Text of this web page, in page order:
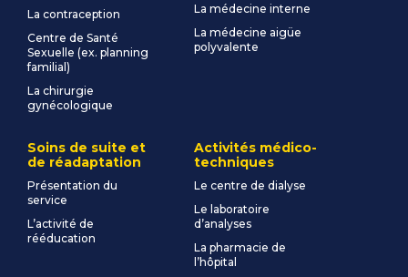
La contraception
Centre de Santé
Sexuelle (ex. planning
familial)
La chirurgie
gynécologique
La médecine interne
La médecine aigüe
polyvalente
Soins de suite et
de réadaptation
Présentation du
service
L’activité de
rééducation
Activités médico-
techniques
Le centre de dialyse
Le laboratoire
d’analyses
La pharmacie de
l’hôpital